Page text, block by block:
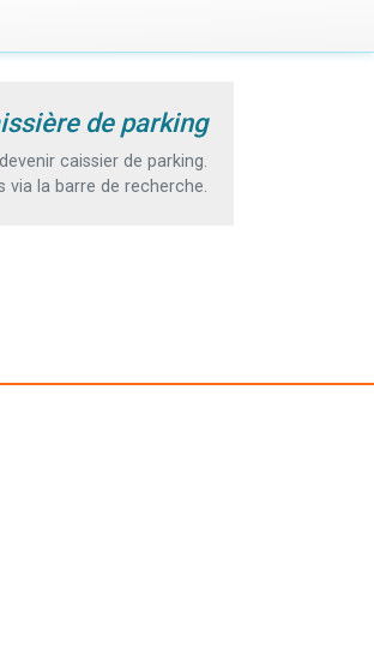
de parking
caissier de parking.
la barre de recherche.